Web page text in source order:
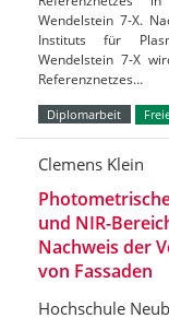
Wendelstein 7-X.
Instituts für
Wendelstein 7-X
Referenznetzes…
Diplomarbeit
Clemens Klein
und NIR-
Nachweis der
von Fassaden
Hochschule